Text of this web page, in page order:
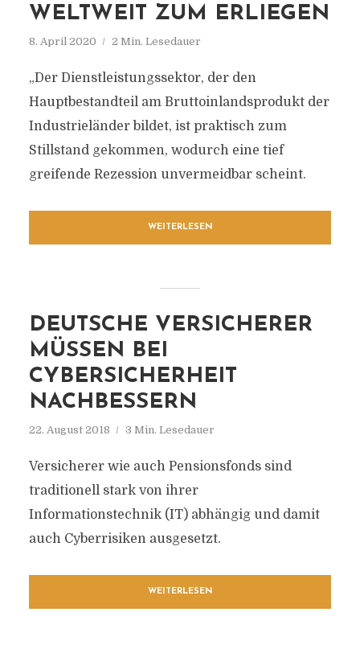
WELTWEIT ZUM ERLIEGEN
8. April 2020 2 Min. Lesedauer
„Der Dienstleistungssektor, der den
Hauptbestandteil am Bruttoinlandsprodukt der
Industrieländer bildet, ist praktisch zum
Stillstand gekommen, wodurch eine tief
greifende Rezession unvermeidbar scheint.
WEITERLESEN
DEUTSCHE VERSICHERER
MÜSSEN BEI
CYBERSICHERHEIT
NACHBESSERN
22. August 2018 3 Min. Lesedauer
Versicherer wie auch Pensionsfonds sind
traditionell stark von ihrer
Informationstechnik (IT) abhängig und damit
auch Cyberrisiken ausgesetzt.
WEITERLESEN